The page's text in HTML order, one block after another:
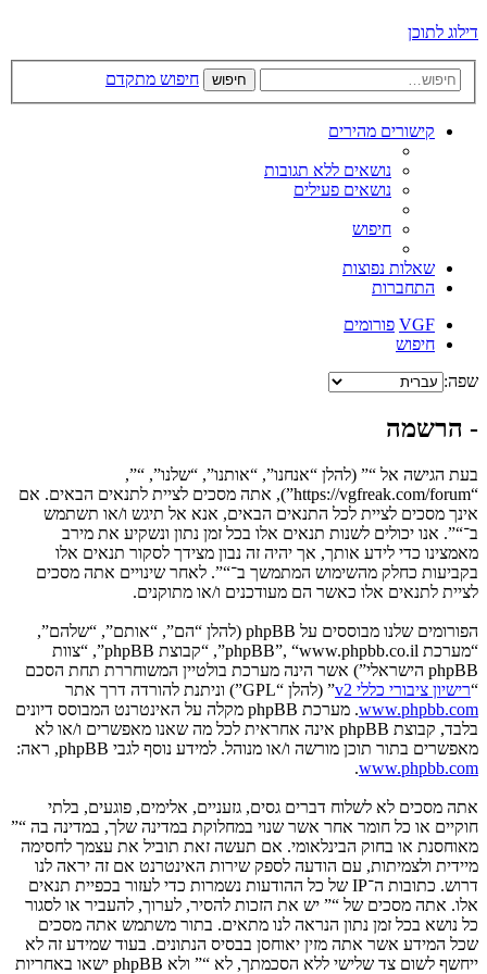
דילוג לתוכן
חיפוש חיפוש מתקדם
קישורים מהירים
נושאים ללא תגובות
נושאים פעילים
חיפוש
שאלות נפוצות
התחברות
VGF פורומים
חיפוש
שפה:
- הרשמה
בעת הגישה אל “” (להלן “אנחנו”, “אותנו”, “שלנו”, “”,
“https://vgfreak.com/forum”), אתה מסכים לציית לתנאים הבאים. אם
אינך מסכים לציית לכל התנאים הבאים, אנא אל תיגש ו/או תשתמש
ב־“”. אנו יכולים לשנות תנאים אלו בכל זמן נתון ונשקיע את מירב
מאמצינו כדי לידע אותך, אך יהיה זה נבון מצידך לסקור תנאים אלו
בקביעות כחלק מהשימוש המתמשך ב־“”. לאחר שינויים אתה מסכים
לציית לתנאים אלו כאשר הם מעודכנים ו/או מתוקנים.
הפורומים שלנו מבוססים על phpBB (להלן “הם”, “אותם”, “שלהם”,
“מערכת phpBB”, “www.phpbb.co.il”, “קבוצת phpBB”, “צוות
phpBB הישראלי”) אשר הינה מערכת בולטיין המשוחררת תחת הסכם
“רישיון ציבורי כללי v2
” (להלן “GPL”) וניתנת להורדה דרך אתר
www.phpbb.com
. מערכת phpBB מקלה על האינטרנט המבוסס דיונים
בלבד, קבוצת phpBB אינה אחראית לכל מה שאנו מאפשרים ו/או לא
מאפשרים בתור תוכן מורשה ו/או מנוהל. למידע נוסף לגבי phpBB, ראה:
www.phpbb.com
.
אתה מסכים לא לשלוח דברים גסים, גזעניים, אלימים, פוגעים, בלתי
חוקיים או כל חומר אחר אשר שנוי במחלוקת במדינה שלך, במדינה בה “”
מאוחסנת או בחוק הבינלאומי. אם תעשה זאת תוביל את עצמך לחסימה
מיידית ולצמיתות, עם הודעה לספק שירות האינטרנט אם זה יראה לנו
דרוש. כתובות ה־IP של כל ההודעות נשמרות כדי לעזור בכפיית תנאים
אלו. אתה מסכים של “” יש את הזכות להסיר, לערוך, להעביר או לסגור
כל נושא בכל זמן נתון הנראה לנו מתאים. בתור משתמש אתה מסכים
שכל המידע אשר אתה מזין יאוחסן בבסיס הנתונים. בעוד שמידע זה לא
ייחשף לשום צד שלישי ללא הסכמתך, לא “” ולא phpBB ישאו באחריות